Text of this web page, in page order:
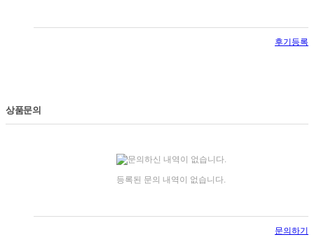
후기등록
상품문의
등록된 문의 내역이 없습니다.
문의하기